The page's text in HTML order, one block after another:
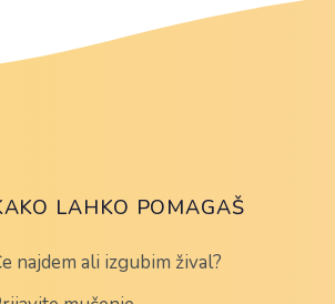
LAHKO POMAGAŠ
najdem ali izgubim žival?